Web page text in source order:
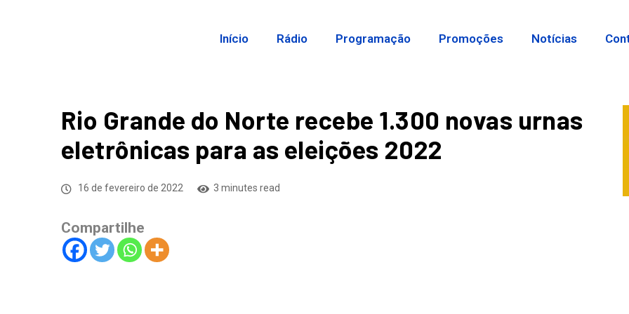
Início Rádio Programação Promoções Notícias
Rio Grande do Norte recebe 1.300 novas urnas
eletrônicas para as eleições 2022
16 de fevereiro de 2022 3 minutes read
Compartilhe